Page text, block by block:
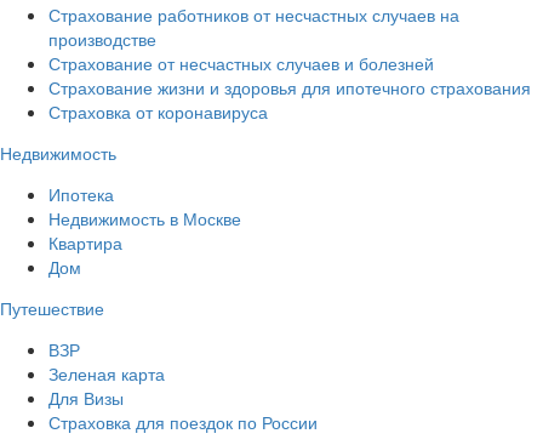
Страхование работников от несчастных случаев на
производстве
Страхование от несчастных случаев и болезней
Страхование жизни и здоровья для ипотечного страхования
Страховка от коронавируса
Недвижимость
Ипотека
Недвижимость в Москве
Квартира
Дом
Путешествие
ВЗР
Зеленая карта
Для Визы
Страховка для поездок по России